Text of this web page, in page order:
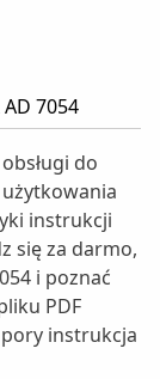
AD 7054
do
instrukcji
się za darmo,
i poznać
PDF
instrukcja